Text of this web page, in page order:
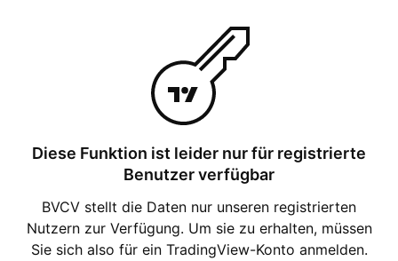
Diese Funktion ist leider nur für registrierte
Benutzer verfügbar
BVCV stellt die Daten nur unseren registrierten
Nutzern zur Verfügung. Um sie zu erhalten, müssen
Sie sich also für ein TradingView-Konto anmelden.